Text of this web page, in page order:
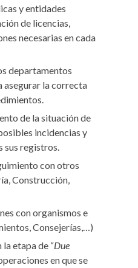
y entidades
de licencias,
necesarias en cada
departamentos
asegurar la correcta
de la situación de
incidencias y
sus registros.
con otros
Construcción,
con organismos e
Consejerías,…)
etapa de “Due
en que se